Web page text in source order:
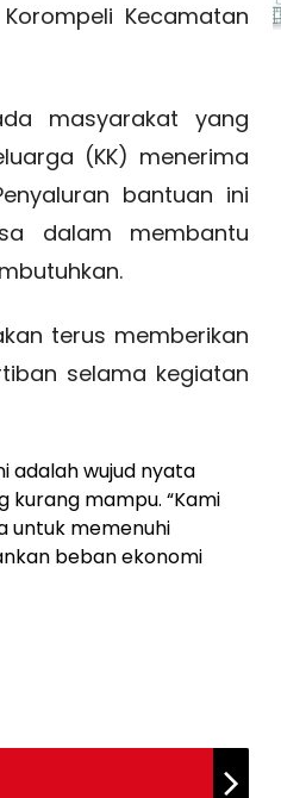
Kecamatan
masyarakat yang
(KK) menerima
bantuan ini
dalam membantu
terus memberikan
selama kegiatan
adalah wujud nyata
mampu. “Kami
untuk memenuhi
beban ekonomi